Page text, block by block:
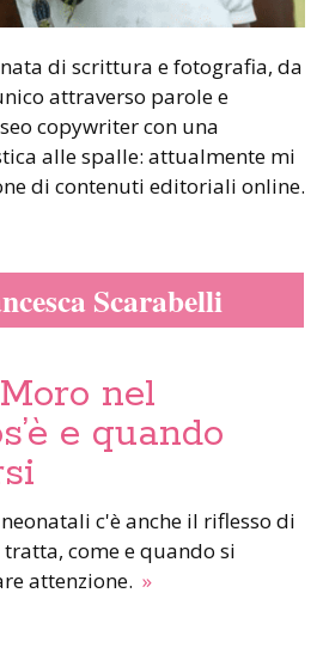
di scrittura e fotografia, da
attraverso parole e
copywriter con una
alle spalle: attualmente mi
di contenuti editoriali online.
Scarabelli
nel
e quando
come e quando si
attenzione. »